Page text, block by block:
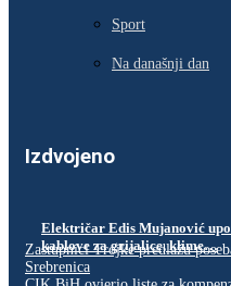
Sport
Na današnji dan
Izdvojeno
Električar Edis Mujanović
kablove za grijalice, klime…
Zastupnici Trojke predlažu
Srebrenica